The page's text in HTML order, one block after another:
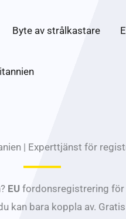
Byte av strålkastare
| Experttjänst för
EUfordonsregistrering för
kan bara koppla av.